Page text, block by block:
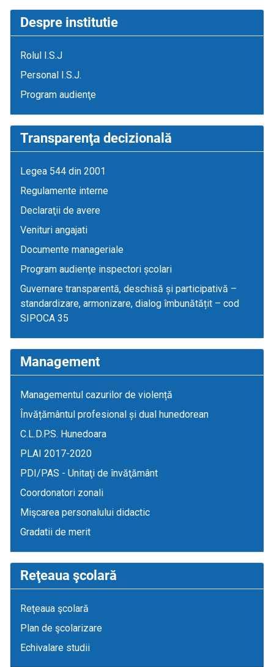
Despre institutie
Rolul I.S.J
Personal I.S.J.
Program audienţe
Transparenţa decizională
Legea 544 din 2001
Regulamente interne
Declaraţii de avere
Venituri angajati
Documente manageriale
Program audienţe inspectori școlari
Guvernare transparentă, deschisă și participativă –
standardizare, armonizare, dialog îmbunătățit – cod
SIPOCA 35
Management
Managementul cazurilor de violență
Învățământul profesional și dual hunedorean
C.L.D.P.S. Hunedoara
PLAI 2017-2020
PDI/PAS - Unitaţi de învăţământ
Coordonatori zonali
Mişcarea personalului didactic
Gradatii de merit
Reţeaua şcolară
Reţeaua şcolară
Plan de şcolarizare
Echivalare studii